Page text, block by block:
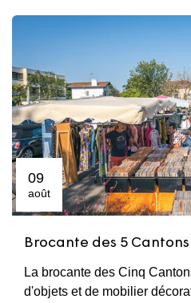
09
août
Brocante des 5 Cantons
La brocante des Cinq
d'objets et de mobilier